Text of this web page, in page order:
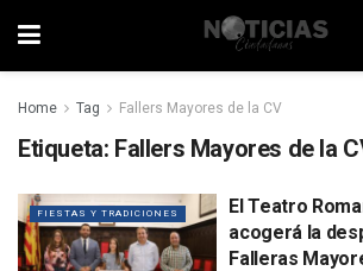
Home Tag Fallers Mayores de la CV
Etiqueta: Fallers Mayores de la
FIESTAS Y TRADICIONES
El Teatro
acogerá la
Falleras